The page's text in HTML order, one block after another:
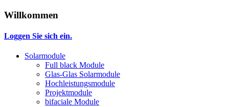
Willkommen
Loggen Sie sich ein.
Solarmodule
Full black Module
Glas-Glas Solarmodule
Hochleistungsmodule
Projektmodule
bifaciale Module